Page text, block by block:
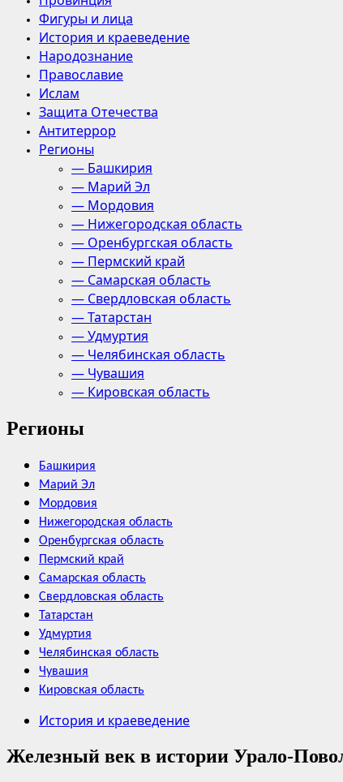
Фигуры и лица
История и краеведение
Народознание
Православие
Ислам
Защита Отечества
Антитеррор
Регионы
— Башкирия
— Марий Эл
— Мордовия
— Нижегородская область
— Оренбургская область
— Пермский край
— Самарская область
— Свердловская область
— Татарстан
— Удмуртия
— Челябинская область
— Чувашия
— Кировская область
Регионы
Башкирия
Марий Эл
Мордовия
Нижегородская область
Оренбургская область
Пермский край
Самарская область
Свердловская область
Татарстан
Удмуртия
Челябинская область
Чувашия
Кировская область
История и краеведение
Железный век в истории Урало-